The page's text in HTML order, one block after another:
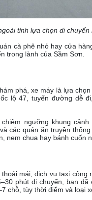
tỉnh lựa chọn di
cà phê nhỏ hay cửa
trong lành của Sầm Sơn.
phá, xe máy là lựa
lộ 47, tuyến đường dễ
ngưỡng khung
các quán ăn truyền
nem chua hay bánh cuốn
mái, dịch vụ taxi
phút di chuyển, bạn
chỗ, tùy thời điểm và loại